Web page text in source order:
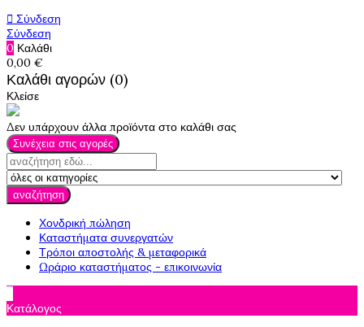
 Σύνδεση
Σύνδεση
0 Καλάθι
0,00 €
Καλάθι αγορών (0)
Κλείσε
Δεν υπάρχουν άλλα προϊόντα στο καλάθι σας
Συνέχεια στις αγορές
αναζήτηση
Χονδρική πώληση
Καταστήματα συνεργατών
Τρόποι αποστολής & μεταφορικά
Ωράριο καταστήματος - επικοινωνία
Κατάλογος